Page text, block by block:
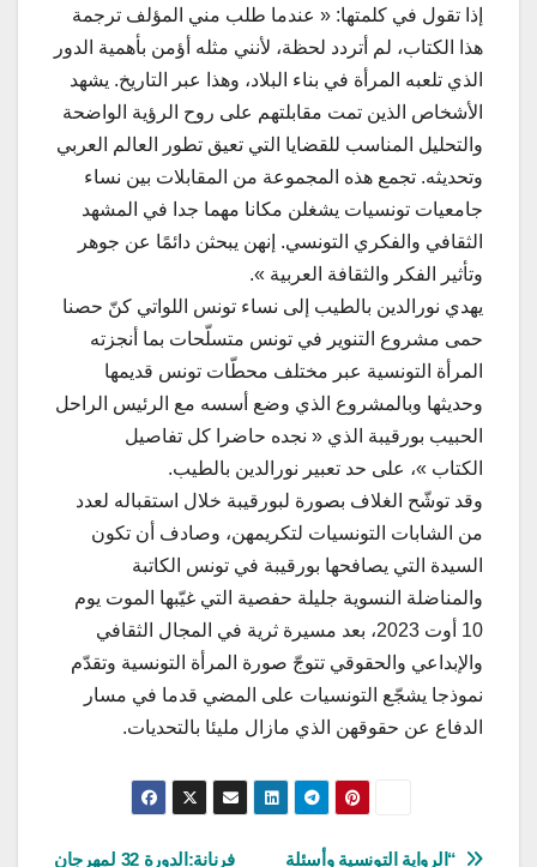
إذا تقول في كلمتها: « عندما طلب مني المؤلف ترجمة
هذا الكتاب، لم أتردد لحظة، لأنني مثله أؤمن بأهمية الدور
الذي تلعبه المرأة في بناء البلاد، وهذا عبر التاريخ. يشهد
الأشخاص الذين تمت مقابلتهم على روح الرؤية الواضحة
والتحليل المناسب للقضايا التي تعيق تطور العالم العربي
وتحديثه. تجمع هذه المجموعة من المقابلات بين نساء
جامعيات تونسيات يشغلن مكانا مهما جدا في المشهد
الثقافي والفكري التونسي. إنهن يبحثن دائمًا عن جوهر
وتأثير الفكر والثقافة العربية ».
يهدي نورالدين بالطيب إلى نساء تونس اللواتي كنّ حصنا
حمى مشروع التنوير في تونس متسلّحات بما أنجزته
المرأة التونسية عبر مختلف محطّات تونس قديمها
وحديثها وبالمشروع الذي وضع أسسه مع الرئيس الراحل
الحبيب بورقيبة الذي « نجده حاضرا كل تفاصيل
الكتاب »، على حد تعبير نورالدين بالطيب.
وقد توشّح الغلاف بصورة لبورقيبة خلال استقباله لعدد
من الشابات التونسيات لتكريمهن، وصادف أن تكون
السيدة التي يصافحها بورقيبة في تونس الكاتبة
والمناضلة النسوية جليلة حفصية التي غيّبها الموت يوم
10 أوت 2023، بعد مسيرة ثرية في المجال الثقافي
والإبداعي والحقوقي تتوجّ صورة المرأة التونسية وتقدّم
نموذجا يشجّع التونسيات على المضي قدما في مسار
الدفاع عن حقوقهن الذي مازال مليئا بالتحديات.
فرنانة:الدورة 32 لمهرجان “الرواية التونسية وأسئلة